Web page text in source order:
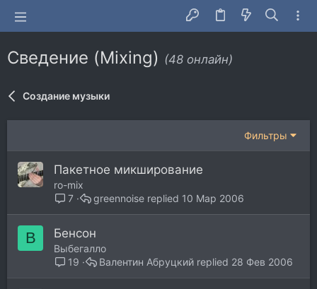
Сведение (Mixing) (48 онлайн)
Создание музыки
Фильтры
Пакетное микширование
ro-mix
7
10 Мар 2006
greennoise
В Бенсон
Выбегалло
19
28 Фев 2006
Валентин Абруцкий